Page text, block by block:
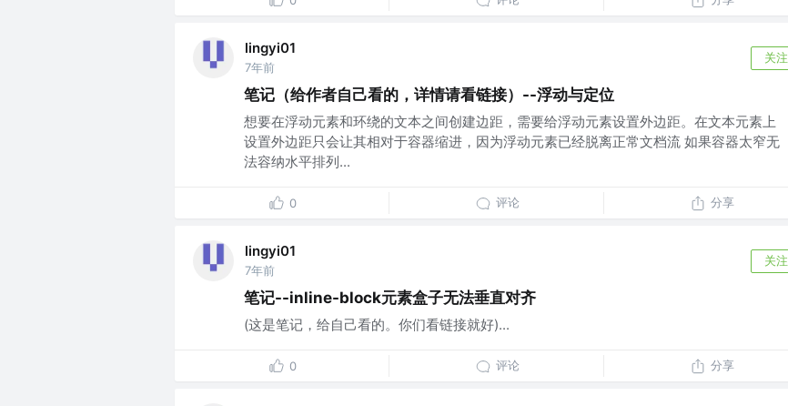
lingyi01
7年前
关注
笔记（给作者自己看的，详情请看链接）--浮动与定位
想要在浮动元素和环绕的文本之间创建边距，需要给浮动元素设置外边距。在文本元素上
设置外边距只会让其相对于容器缩进，因为浮动元素已经脱离正常文档流 如果容器太窄无
法容纳水平排列...
0 评论 分享
lingyi01
7年前
关注
笔记--inline-block元素盒子无法垂直对齐
(这是笔记，给自己看的。你们看链接就好)...
0 评论 分享